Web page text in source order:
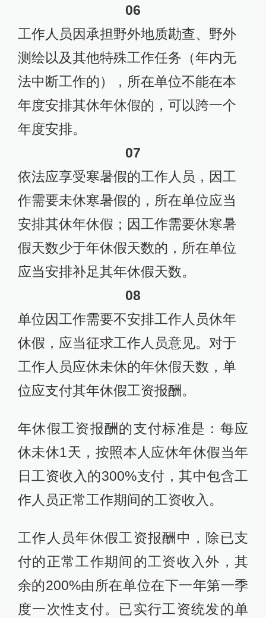
06
工作人员因承担野外地质勘查、野外
测绘以及其他特殊工作任务（年内无
法中断工作的），所在单位不能在本
年度安排其休年休假的，可以跨一个
年度安排。
07
依法应享受寒暑假的工作人员，因工
作需要未休寒暑假的，所在单位应当
安排其休年休假；因工作需要休寒暑
假天数少于年休假天数的，所在单位
应当安排补足其年休假天数。
08
单位因工作需要不安排工作人员休年
休假，应当征求工作人员意见。对于
工作人员应休未休的年休假天数，单
位应支付其年休假工资报酬。
年休假工资报酬的支付标准是：每应
休未休1天，按照本人应休年休假当年
日工资收入的300%支付，其中包含工
作人员正常工作期间的工资收入。
工作人员年休假工资报酬中，除已支
付的正常工作期间的工资收入外，其
余的200%由所在单位在下一年第一季
度一次性支付。已实行工资统发的单